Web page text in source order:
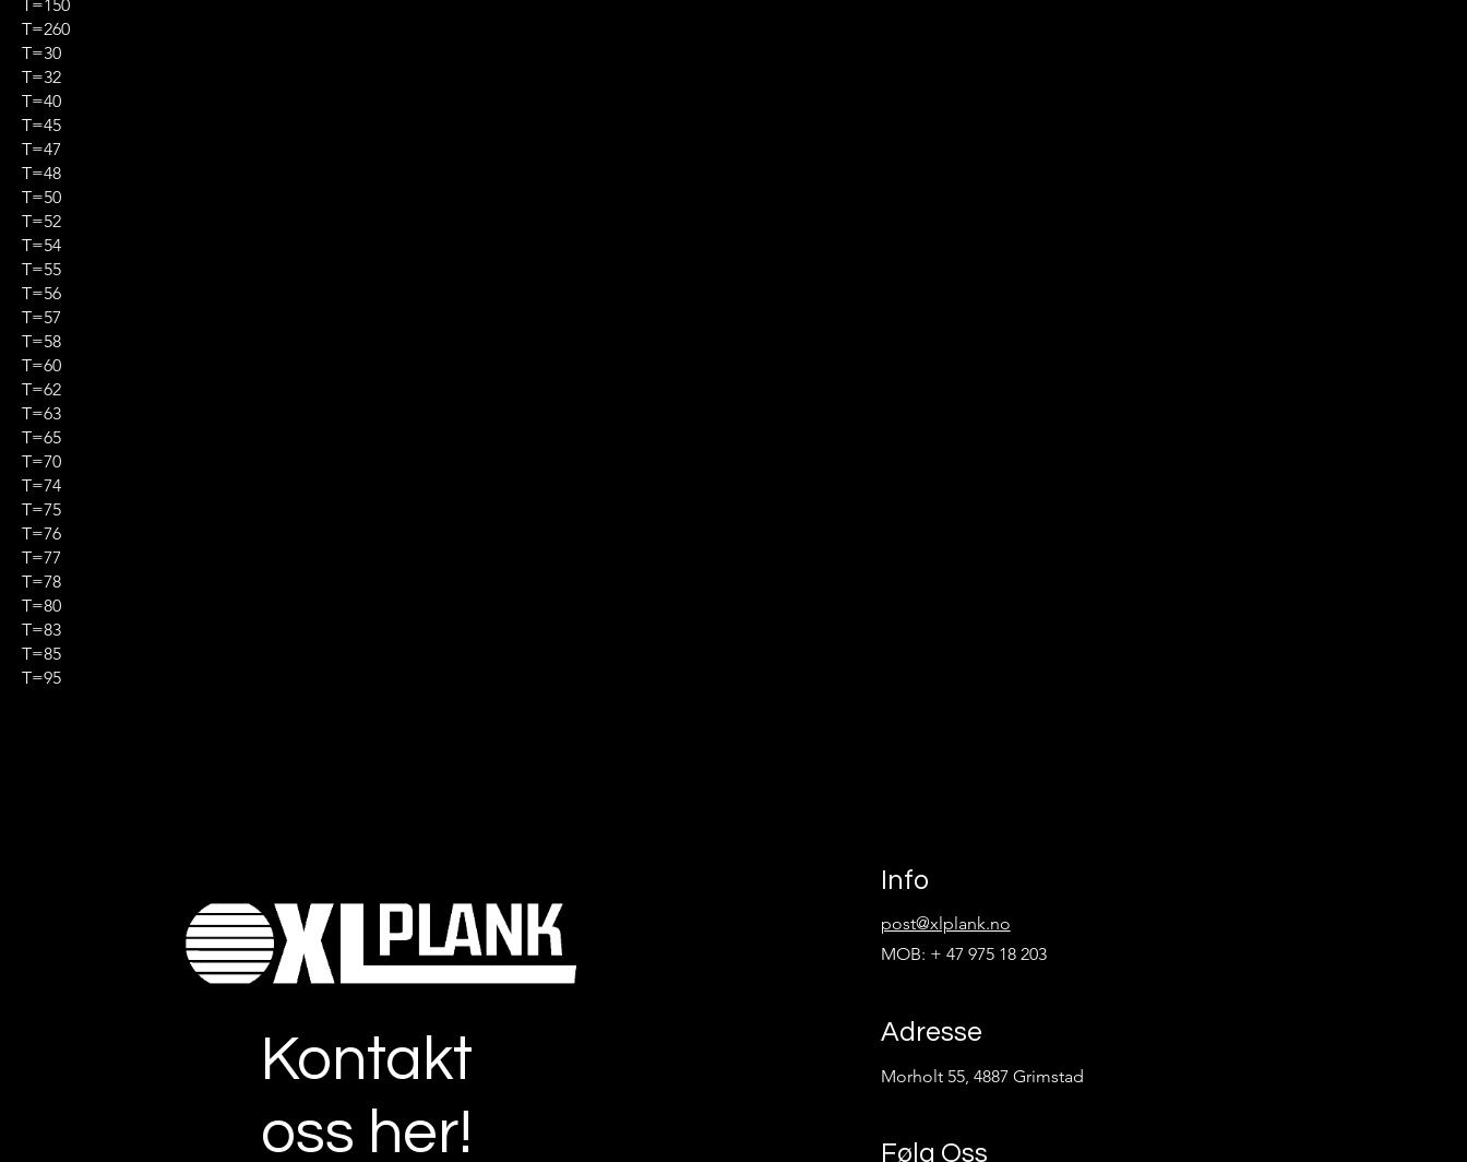
T=150
T=260
T=30
T=32
T=40
T=45
T=47
T=48
T=50
T=52
T=54
T=55
T=56
T=57
T=58
T=60
T=62
T=63
T=65
T=70
T=74
T=75
T=76
T=77
T=78
T=80
T=83
T=85
T=95
Kontakt
oss her!
Info
post@xlplank.no
MOB: + 47 975 18 203
Adresse
Morholt 55, 4887 Grimstad
Følg Oss